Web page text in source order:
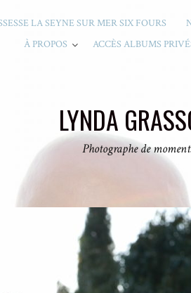
LA SEYNE SUR MER SIX FOURS
À PROPOS
ACCÈS ALBUMS
LYNDA
Photographe de